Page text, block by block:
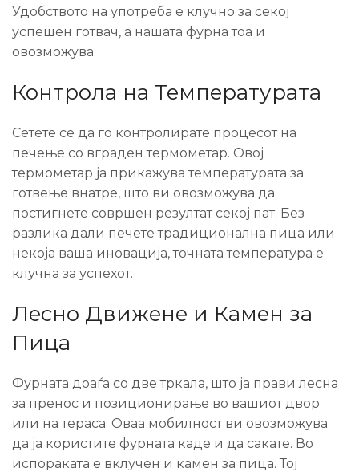
Удобството на употреба е клучно за секој
успешен готвач, а нашата фурна тоа и
овозможува.
Контрола на Температурата
Сетете се да го контролирате процесот на
печење со вграден термометар. Овој
термометар ја прикажува температурата за
готвење внатре, што ви овозможува да
постигнете совршен резултат секој пат. Без
разлика дали печете традиционална пица или
некоја ваша иновација, точната температура е
клучна за успехот.
Лесно Движене и Камен за
Пица
Фурната доаѓа со две тркала, што ја прави лесна
за пренос и позиционирање во вашиот двор
или на тераса. Оваа мобилност ви овозможува
да ја користите фурната каде и да сакате. Во
испораката е вклучен и камен за пица. Тој